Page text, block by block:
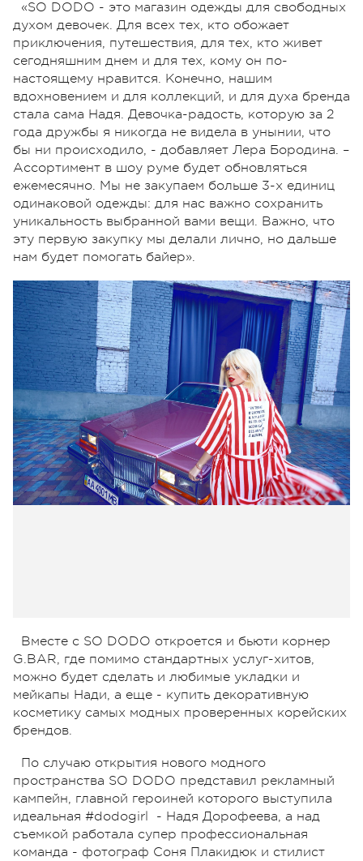
«SO DODO - это магазин одежды для свободных
духом девочек. Для всех тех, кто обожает
приключения, путешествия, для тех, кто живет
сегодняшним днем и для тех, кому он по-
настоящему нравится. Конечно, нашим
вдохновением и для коллекций, и для духа бренда
стала сама Надя. Девочка-радость, которую за 2
года дружбы я никогда не видела в унынии, что
бы ни происходило, - добавляет Лера Бородина. –
Ассортимент в шоу руме будет обновляться
ежемесячно. Мы не закупаем больше 3-х единиц
одинаковой одежды: для нас важно сохранить
уникальность выбранной вами вещи. Важно, что
эту первую закупку мы делали лично, но дальше
нам будет помогать байер».
Вместе с SO DODO откроется и бьюти корнер
G.BAR, где помимо стандартных услуг-хитов,
можно будет сделать и любимые укладки и
мейкапы Нади, а еще - купить декоративную
косметику самых модных проверенных корейских
брендов.
По случаю открытия нового модного
пространства SO DODO представил рекламный
кампейн, главной героиней которого выступила
идеальная #dodogirl - Надя Дорофеева, а над
съемкой работала супер профессиональная
команда - фотограф Соня Плакидюк и стилист